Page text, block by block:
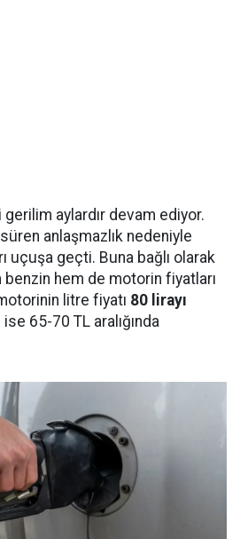
aylardır devam ediyor.
anlaşmazlık nedeniyle
uçuşa geçti. Buna bağlı olarak
hem de motorin fiyatları
litre fiyatı 80 lirayı
65-70 TL aralığında